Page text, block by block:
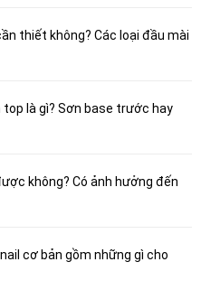
thiết không? Các loại đầu mài
là gì? Sơn base trước hay
không? Có ảnh hưởng đến
cơ bản gồm những gì cho